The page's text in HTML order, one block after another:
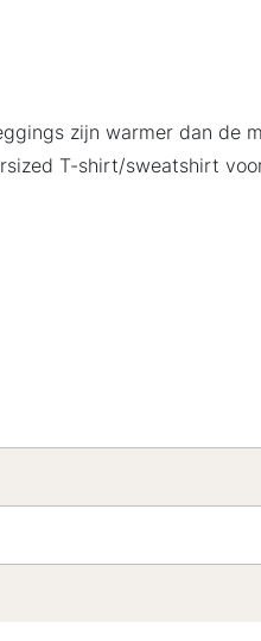
zijn warmer dan de
T-shirt/sweatshirt